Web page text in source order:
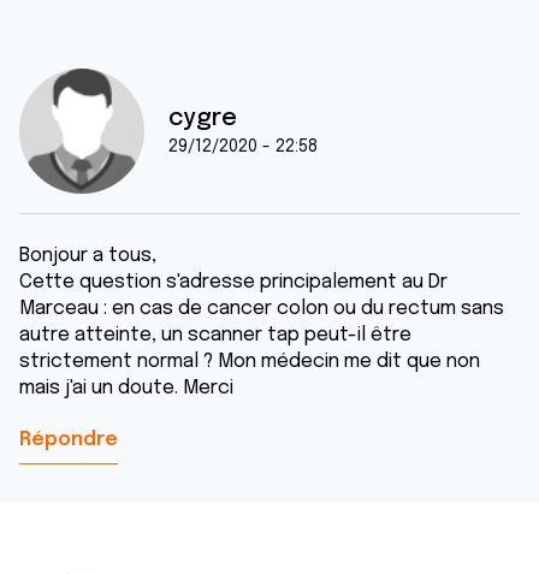
cygre
29/12/2020 - 22:58
Bonjour a tous,
Cette question s'adresse principalement au Dr
Marceau : en cas de cancer colon ou du rectum sans
autre atteinte, un scanner tap peut-il être
strictement normal ? Mon médecin me dit que non
mais j'ai un doute. Merci
Répondre